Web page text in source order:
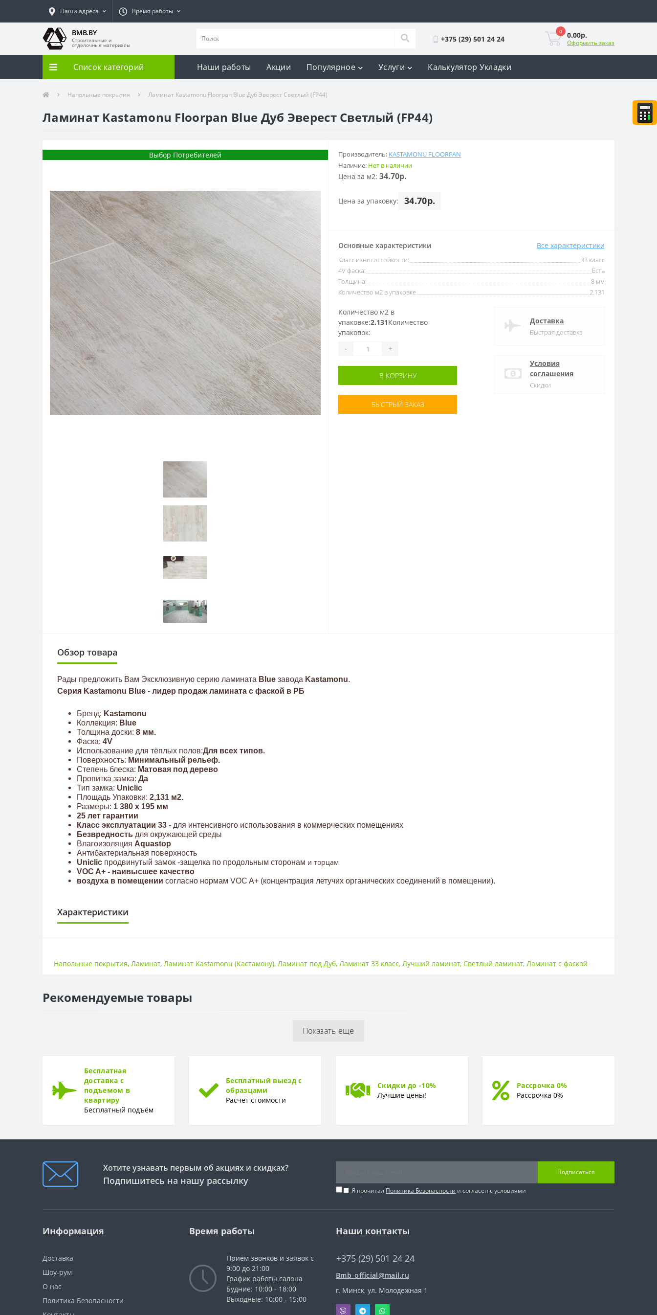
Наши адреса Время работы
BMB.BY
Строительные и
отделочные материалы
+375 (29) 501 24 24
0 0.00р.
Оформить заказ
Список категорий Наши работы Акции Популярное Услуги Калькулятор Укладки
Напольные покрытия Ламинат Kastamonu Floorpan Blue Дуб Эверест Светлый (FP44)
Ламинат Kastamonu Floorpan Blue Дуб Эверест Светлый (FP44)
Выбор Потребителей Производитель: KASTAMONU FLOORPAN
Наличие: Нет в наличии
Цена за м2: 34.70р.
Цена за упаковку: 34.70р.
Основные характеристики Все характеристики
Класс износостойкости:
33 класс
4V фаска:
Есть
Толщина:
8 мм
Количество м2 в упаковке
2.131
Количество м2 в
упаковке:2.131Количество
упаковок:
- +
В КОРЗИНУ
БЫСТРЫЙ ЗАКАЗ
Доставка
Быстрая доставка
Условия
соглашения
Скидки
Обзор товара
Рады предложить Вам Эксклюзивную серию ламината Blue завода Kastamonu.
Серия Kastamonu Blue - лидер продаж ламината с фаской в РБ
Бренд: Kastamonu
Коллекция: Blue
Толщина доски: 8 мм.
Фаска: 4V
Использование для тёплых полов:Для всех типов.
Поверхность: Минимальный рельеф.
Степень блеска: Матовая под дерево
Пропитка замка: Да
Тип замка: Uniclic
Площадь Упаковки: 2,131 м2.
Размеры: 1 380 x 195 мм
25 лет гарантии
Класс эксплуатации 33 - для интенсивного использования в коммерческих помещениях
Безвредность для окружающей среды
Влагоизоляция Aquastop
Антибактериальная поверхность
Uniclic продвинутый замок -защелка по продольным сторонам и торцам
VOC A+ - наивысшее качество
воздуха в помещении согласно нормам VOC A+ (концентрация летучих органических соединений в помещении).
Характеристики
Напольные покрытия,Ламинат,Ламинат Kastamonu (Кастамону),Ламинат под Дуб,Ламинат 33 класс,Лучший ламинат,Светлый ламинат,Ламинат с фаской
Рекомендуемые товары
Показать еще
Бесплатная
доставка с
подъемом в
квартиру
Бесплатный подъём
Бесплатный выезд с
образцами
Расчёт стоимости
Скидки до -10%
Лучшие цены!
Рассрочка 0%
Рассрочка 0%
Хотите узнавать первым об акциях и скидках?
Подпишитесь на нашу рассылку
Подписаться
Я прочитал Политика Безопасности и согласен с условиями
Информация
Доставка
Шоу-рум
О нас
Политика Безопасности
Время работы
Приём звонков и заявок с
9:00 до 21:00
График работы салона
Будние: 10:00 - 18:00
Выходные: 10:00 - 15:00
Наши контакты
+375 (29) 501 24 24
Bmb_official@mail.ru
г. Минск, ул. Молодежная 1